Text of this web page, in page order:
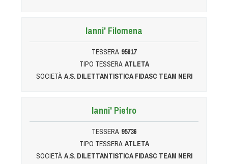
Ianni' Filomena
TESSERA 95617
TIPO TESSERA ATLETA
SOCIETÀ A.S. DILETTANTISTICA FIDASC TEAM NERI
Ianni' Pietro
TESSERA 95736
TIPO TESSERA ATLETA
SOCIETÀ A.S. DILETTANTISTICA FIDASC TEAM NERI